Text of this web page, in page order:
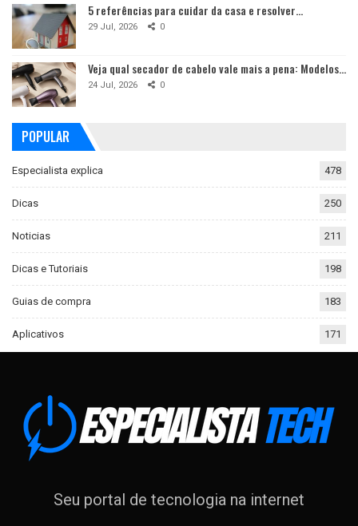
5 referências para cuidar da casa e resolver…
29 Jul, 2026 0
Veja qual secador de cabelo vale mais a pena: Modelos…
24 Jul, 2026 0
POPULAR
Especialista explica 478
Dicas 250
Noticias 211
Dicas e Tutoriais 198
Guias de compra 183
Aplicativos 171
Seu portal de tecnologia na internet